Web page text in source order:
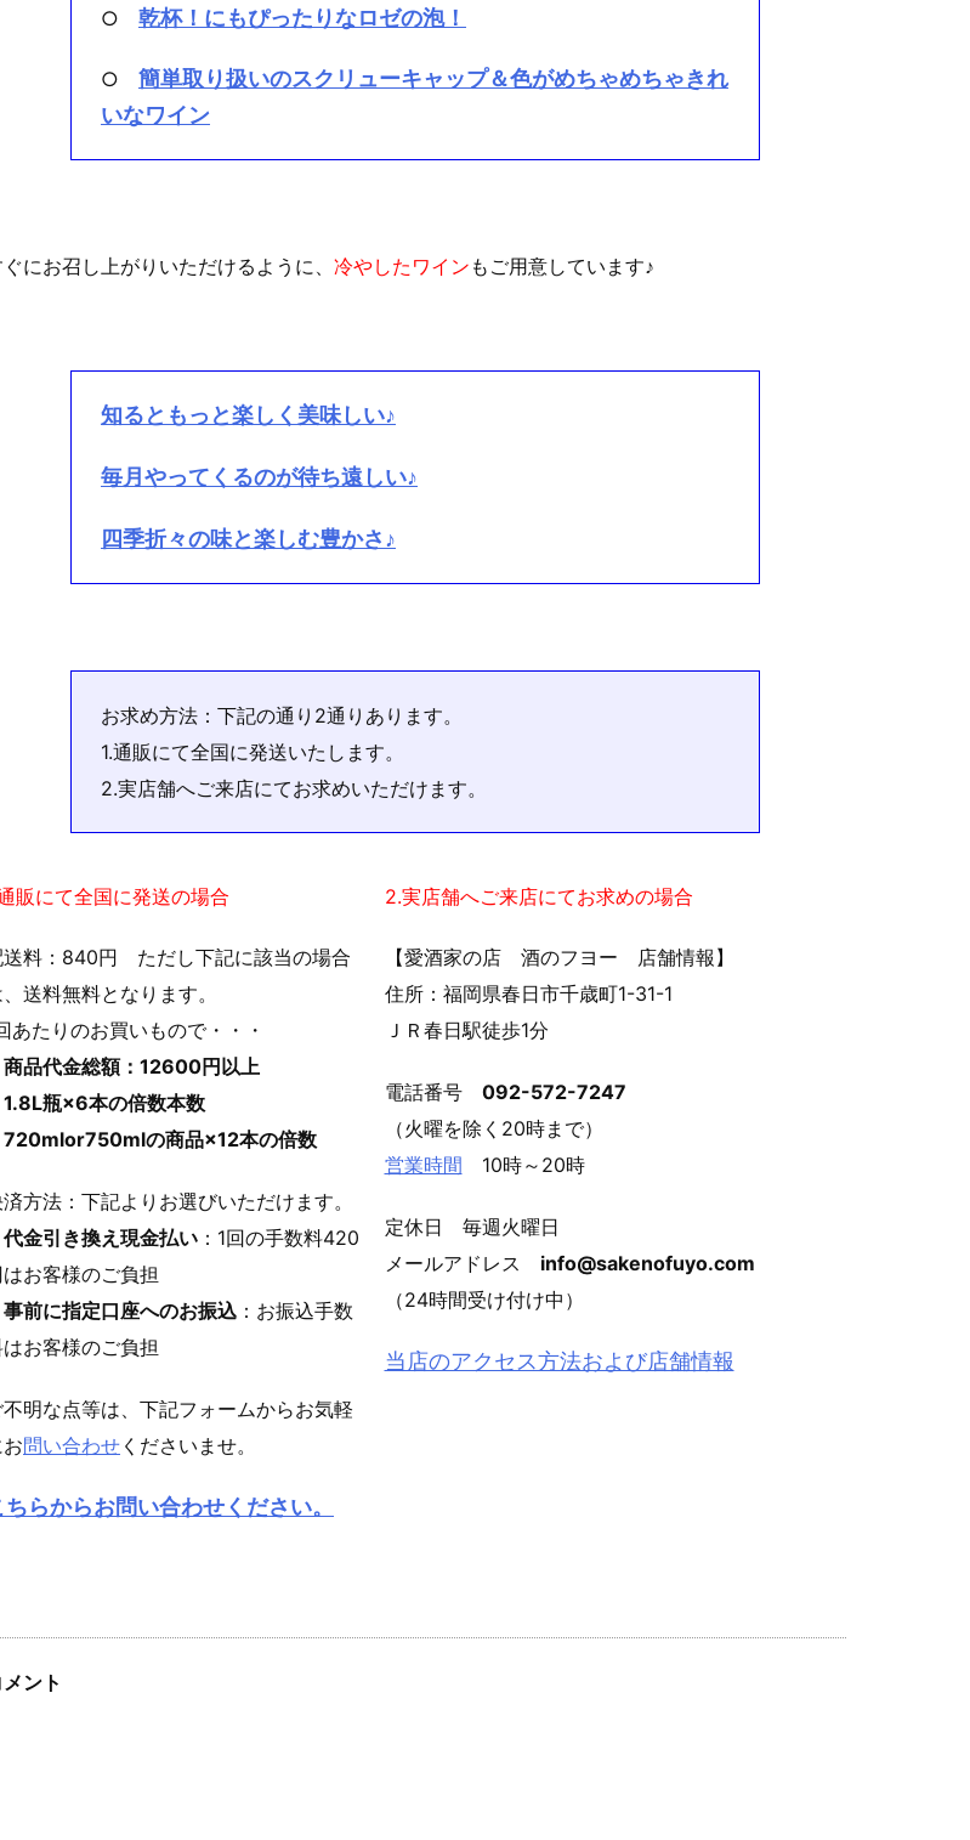
○ 乾杯！にもぴったりなロゼの泡！
○ 簡単取り扱いのスクリューキャップ＆色がめちゃめちゃきれ
いなワイン
にお召し上がりいただけるように、 冷やしたワイン もご用意しています♪
知るともっと楽しく美味しい♪
毎月やってくるのが待ち遠しい♪
四季折々の味と楽しむ豊かさ♪
お求め方法：下記の通り2通りあります。
1.通販にて全国に発送いたします。
2.実店舗へご来店にてお求めいただけます。
販にて全国に発送の場合
送料：840円 ただし下記に該当の場合
送料無料となります。
あたりのお買いもので・・・
商品代金総額：12600円以上
1.8L瓶×6本の倍数本数
720mlor750mlの商品×12本の倍数
方法：下記よりお選びいただけます。
代金引き換え現金払い ：1回の手数料420
はお客様のご負担
事前に指定口座へのお振込 ：お振込手数
お客様のご負担
不明な点等は、下記フォームからお気軽
問い合わせ くださいませ。
ちらからお問い合わせください。
2.実店舗へご来店にてお求めの場合
【愛酒家の店 酒のフヨー 店舗情報】
住所：福岡県春日市千歳町1-31-1
ＪＲ春日駅徒歩1分
電話番号 092-572-7247
（火曜を除く20時まで）
営業時間 10時～20時
定休日 毎週火曜日
メールアドレス info@sakenofuyo.com
（24時間受け付け中）
当店のアクセス方法および店舗情報
メント